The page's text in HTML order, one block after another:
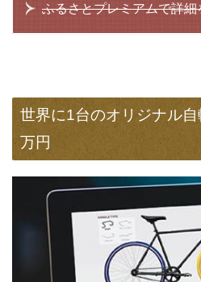
ふるさとプレミアムで詳細
世界に1台のオリジナル
万円